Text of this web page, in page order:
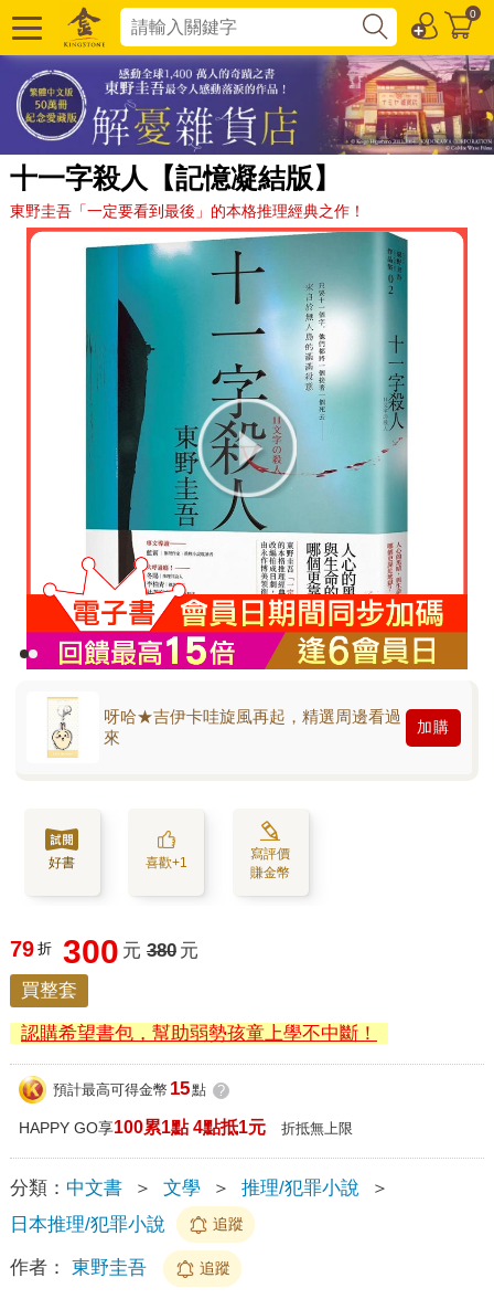
0
十一字殺人【記憶凝結版】
東野圭吾「一定要看到最後」的本格推理經典之作！
呀哈★吉伊卡哇旋風再起，精選周邊看過
來
加購
好書 喜歡+1
寫評價
賺金幣
79 折 300 元 380 元
買整套
認購希望書包，幫助弱勢孩童上學不中斷！
預計最高可得金幣 15點 ?
HAPPY GO享100累1點 4點抵1元 折抵無上限
分類： 中文書 ＞ 文學 ＞ 推理/犯罪小說
＞
日本推理/犯罪小說
追蹤
作者： 東野圭吾 追蹤